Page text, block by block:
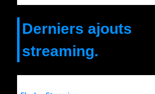
Derniers ajouts
streaming.